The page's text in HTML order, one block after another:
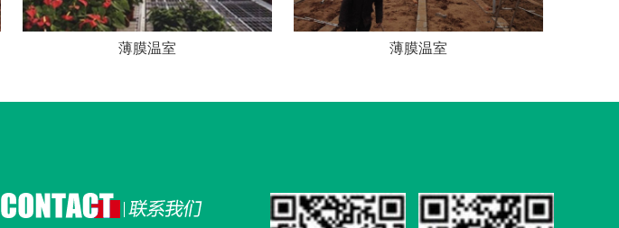
薄膜温室 薄膜温室